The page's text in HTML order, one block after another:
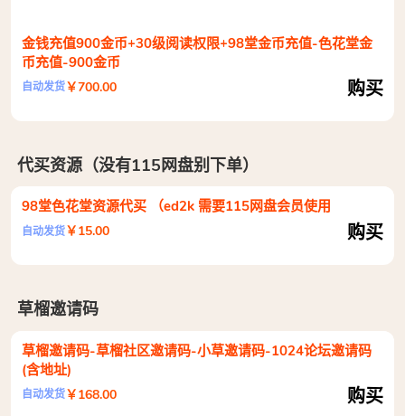
金钱充值900金币+30级阅读权限+98堂金币充值-色花堂金
币充值-900金币
自动发货￥700.00 购买
代买资源（没有115网盘别下单）
98堂色花堂资源代买 （ed2k 需要115网盘会员使用
自动发货￥15.00 购买
草榴邀请码
草榴邀请码-草榴社区邀请码-小草邀请码-1024论坛邀请码
(含地址)
自动发货￥168.00 购买